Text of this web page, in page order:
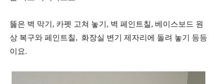
뚫은 벽 막기, 카펫 고쳐 놓기, 벽 페인트칠, 베이스보드 원
상 복구와 페인트칠, 화장실 변기 제자리에 돌려 놓기 등등
이요.